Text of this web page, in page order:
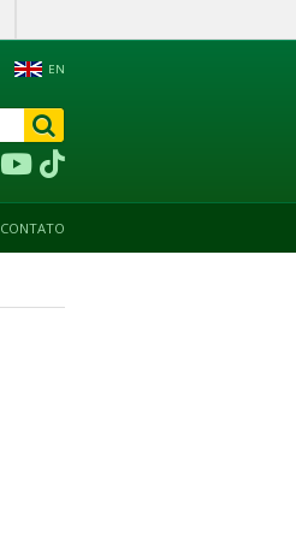
EN
CONTATO